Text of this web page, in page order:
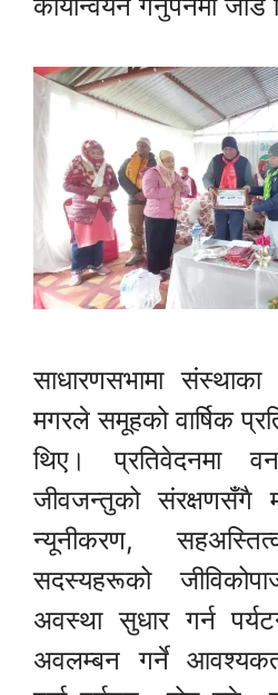
साधारणसभामा
मगरले समूहको वार्षिक
थिए। प्रतिवेदनमा
जीवजन्तुको संरक्षणसँगै
न्यूनीकरण,
सदस्यहरूको
अवस्था सुधार गर्न
अवलम्बन गर्ने